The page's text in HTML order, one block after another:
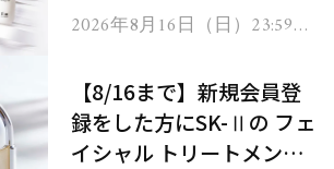
2026年8月16日（日）23:59ま
【8/16まで】新規会員登
録をした方にSK-Ⅱの フェ
イシャル トリートメント